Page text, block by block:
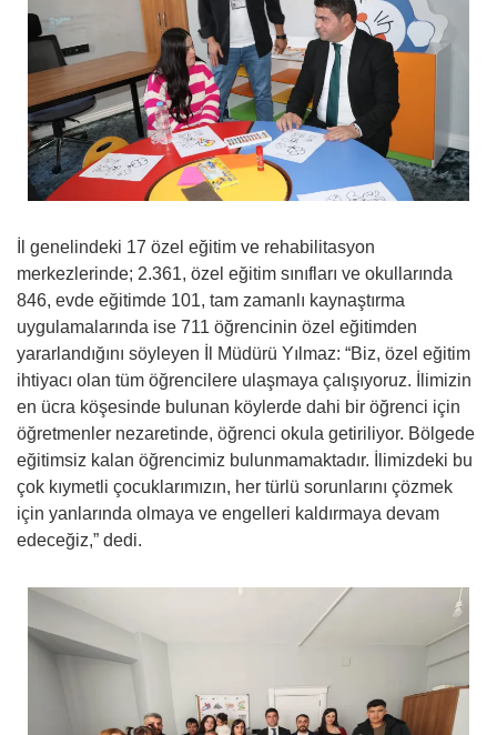
İl genelindeki 17 özel eğitim ve rehabilitasyon
merkezlerinde; 2.361, özel eğitim sınıfları ve okullarında
846, evde eğitimde 101, tam zamanlı kaynaştırma
uygulamalarında ise 711 öğrencinin özel eğitimden
yararlandığını söyleyen İl Müdürü Yılmaz: “Biz, özel eğitim
ihtiyacı olan tüm öğrencilere ulaşmaya çalışıyoruz. İlimizin
en ücra köşesinde bulunan köylerde dahi bir öğrenci için
öğretmenler nezaretinde, öğrenci okula getiriliyor. Bölgede
eğitimsiz kalan öğrencimiz bulunmamaktadır. İlimizdeki bu
çok kıymetli çocuklarımızın, her türlü sorunlarını çözmek
için yanlarında olmaya ve engelleri kaldırmaya devam
edeceğiz,” dedi.